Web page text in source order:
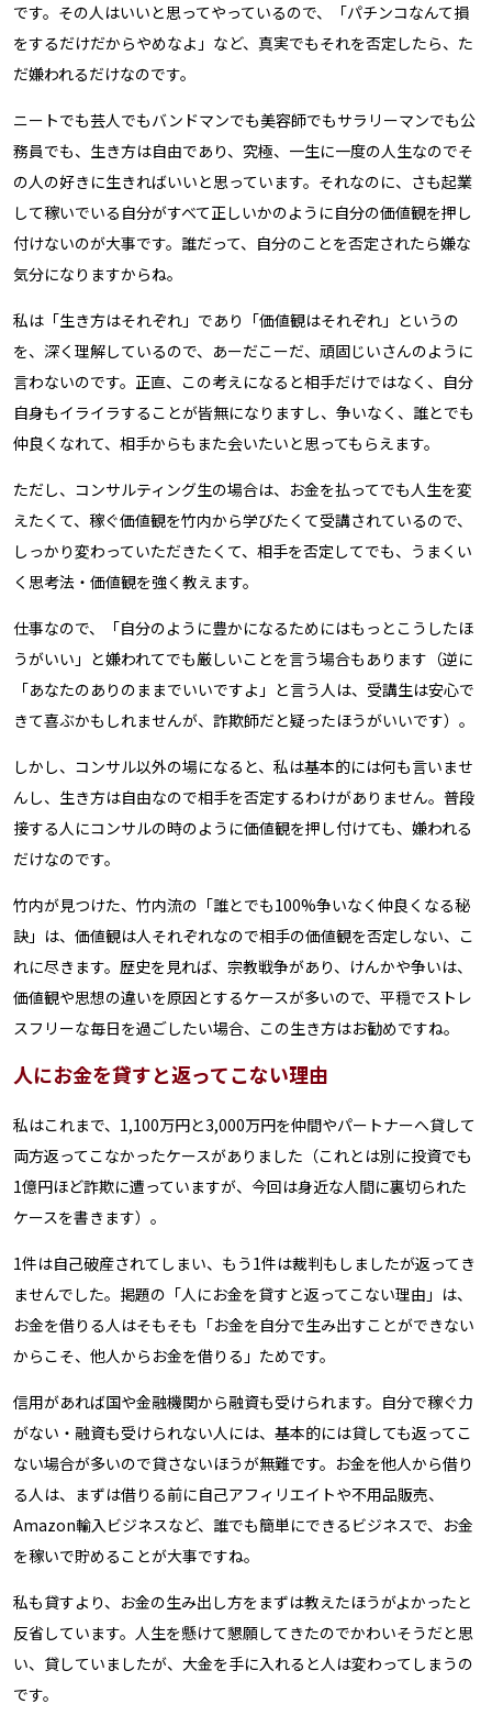
です。その人はいいと思ってやっているので、「パチンコなんて損
をするだけだからやめなよ」など、真実でもそれを否定したら、た
だ嫌われるだけなのです。
ニートでも芸人でもバンドマンでも美容師でもサラリーマンでも公
務員でも、生き方は自由であり、究極、一生に一度の人生なのでそ
の人の好きに生きればいいと思っています。それなのに、さも起業
して稼いでいる自分がすべて正しいかのように自分の価値観を押し
付けないのが大事です。誰だって、自分のことを否定されたら嫌な
気分になりますからね。
私は「生き方はそれぞれ」であり「価値観はそれぞれ」というの
を、深く理解しているので、あーだこーだ、頑固じいさんのように
言わないのです。正直、この考えになると相手だけではなく、自分
自身もイライラすることが皆無になりますし、争いなく、誰とでも
仲良くなれて、相手からもまた会いたいと思ってもらえます。
ただし、コンサルティング生の場合は、お金を払ってでも人生を変
えたくて、稼ぐ価値観を竹内から学びたくて受講されているので、
しっかり変わっていただきたくて、相手を否定してでも、うまくい
く思考法・価値観を強く教えます。
仕事なので、「自分のように豊かになるためにはもっとこうしたほ
うがいい」と嫌われてでも厳しいことを言う場合もあります（逆に
「あなたのありのままでいいですよ」と言う人は、受講生は安心で
きて喜ぶかもしれませんが、詐欺師だと疑ったほうがいいです）。
しかし、コンサル以外の場になると、私は基本的には何も言いませ
んし、生き方は自由なので相手を否定するわけがありません。普段
接する人にコンサルの時のように価値観を押し付けても、嫌われる
だけなのです。
竹内が見つけた、竹内流の「誰とでも100%争いなく仲良くなる秘
訣」は、価値観は人それぞれなので相手の価値観を否定しない、こ
れに尽きます。歴史を見れば、宗教戦争があり、けんかや争いは、
価値観や思想の違いを原因とするケースが多いので、平穏でストレ
スフリーな毎日を過ごしたい場合、この生き方はお勧めですね。
人にお金を貸すと返ってこない理由
私はこれまで、1,100万円と3,000万円を仲間やパートナーへ貸して
両方返ってこなかったケースがありました（これとは別に投資でも
1億円ほど詐欺に遭っていますが、今回は身近な人間に裏切られた
ケースを書きます）。
1件は自己破産されてしまい、もう1件は裁判もしましたが返ってき
ませんでした。掲題の「人にお金を貸すと返ってこない理由」は、
お金を借りる人はそもそも「お金を自分で生み出すことができない
からこそ、他人からお金を借りる」ためです。
信用があれば国や金融機関から融資も受けられます。自分で稼ぐ力
がない・融資も受けられない人には、基本的には貸しても返ってこ
ない場合が多いので貸さないほうが無難です。お金を他人から借り
る人は、まずは借りる前に自己アフィリエイトや不用品販売、
Amazon輸入ビジネスなど、誰でも簡単にできるビジネスで、お金
を稼いで貯めることが大事ですね。
私も貸すより、お金の生み出し方をまずは教えたほうがよかったと
反省しています。人生を懸けて懇願してきたのでかわいそうだと思
い、貸していましたが、大金を手に入れると人は変わってしまうの
です。